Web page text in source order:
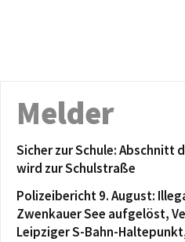
Melder
Sicher zur Schule: Abschnitt
wird zur Schulstraße
Polizeibericht 9. August:
Zwenkauer See aufgelöst,
Leipziger S-Bahn-